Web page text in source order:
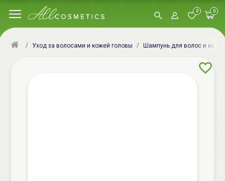
0 0
Уход за волосами и кожей головы Шампунь для волос и кожи